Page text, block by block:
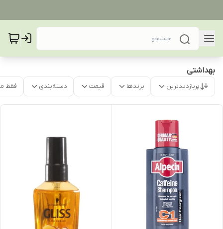
بهداشتی
پربازدیدترین برندها قیمت دسته‌بندی فقط